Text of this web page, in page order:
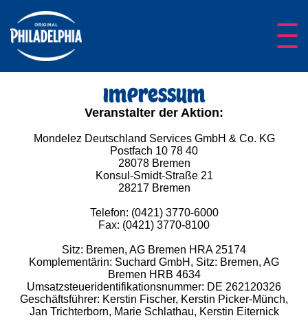
Impressum
Veranstalter der Aktion:
Mondelez Deutschland Services GmbH & Co. KG
Postfach 10 78 40
28078 Bremen
Konsul-Smidt-Straße 21
28217 Bremen
Telefon: (0421) 3770-6000
Fax: (0421) 3770-8100
Sitz: Bremen, AG Bremen HRA 25174
Komplementärin: Suchard GmbH, Sitz: Bremen, AG
Bremen HRB 4634
Umsatzsteueridentifikationsnummer: DE 262120326
Geschäftsführer: Kerstin Fischer, Kerstin Picker-Münch,
Jan Trichterborn, Marie Schlathau, Kerstin Eiternick